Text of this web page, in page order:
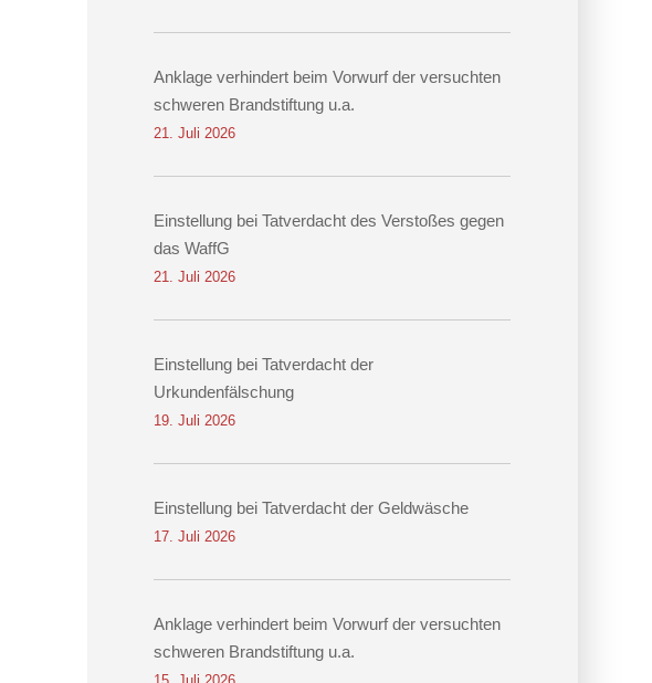
Anklage verhindert beim Vorwurf der versuchten
schweren Brandstiftung u.a.
21. Juli 2026
Einstellung bei Tatverdacht des Verstoßes gegen
das WaffG
21. Juli 2026
Einstellung bei Tatverdacht der
Urkundenfälschung
19. Juli 2026
Einstellung bei Tatverdacht der Geldwäsche
17. Juli 2026
Anklage verhindert beim Vorwurf der versuchten
schweren Brandstiftung u.a.